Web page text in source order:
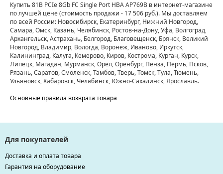
Купить 81B PCIe 8Gb FC Single Port HBA AP769B в интернет-магазине
по лучшей цене(стоимость продажи - 17 506 руб.). Мы доставляем
по всей России: Новосибирск, Екатеринбург, Нижний Новгород,
Самара, Омск, Казань, Челябинск, Ростов-на-Дону, Уфа, Волгоград,
Архангельск, Астрахань, Белгород, Благовещенск, Брянск, Великий
Новгород, Владимир, Вологда, Воронеж, Иваново, Иркутск,
Калининград, Калуга, Кемерово, Киров, Кострома, Курган, Курск,
Липецк, Магадан, Мурманск, Орел, Оренбург, Пенза, Пермь, Псков,
Рязань, Саратов, Смоленск, Тамбов, Тверь, Томск, Тула, Тюмень,
Ульяновск, Хабаровск, Челябинск, Южно-Сахалинск, Ярославль.
Основные правила возврата товара
Для покупателей
Доставка и оплата товара
Гарантия на оборудование